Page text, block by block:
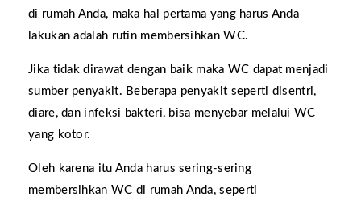
di rumah Anda, maka hal pertama yang harus Anda
lakukan adalah rutin membersihkan WC.
Jika tidak dirawat dengan baik maka WC dapat menjadi
sumber penyakit. Beberapa penyakit seperti disentri,
diare, dan infeksi bakteri, bisa menyebar melalui WC
yang kotor.
Oleh karena itu Anda harus sering-sering
membersihkan WC di rumah Anda, seperti